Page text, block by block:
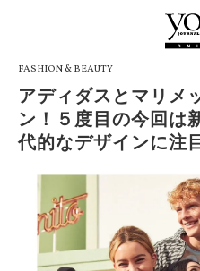
FASHION & BEAUTY
アディダスとマリメ
ン！５度目の今回は
代的なデザインに注目